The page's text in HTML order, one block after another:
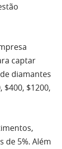
captar
diamantes
$1200,
5%. Além